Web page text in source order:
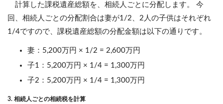
計算した課税遺産総額を、相続人ごとに分配します。 今
回、相続人ごとの分配割合は妻が1/2、2人の子供はそれぞれ
1/4ですので、課税遺産総額の分配金額は以下の通りです。
妻：5,200万円 × 1/2 = 2,600万円
子1：5,200万円 × 1/4 = 1,300万円
子2：5,200万円 × 1/4 = 1,300万円
3. 相続人ごとの相続税を計算